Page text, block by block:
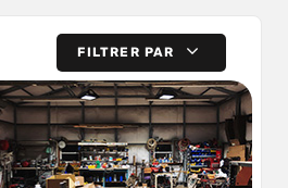
FILTRER PAR